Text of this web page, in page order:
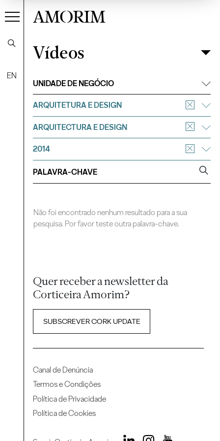
EN
AMORIM
VídeosFiltrar
Vídeos
UNIDADE DE NEGÓCIO
ARQUITETURA E DESIGN
ARQUITECTURA E DESIGN
2014
Não foi encontrado nenhum resultado para a sua
pesquisa. Por favor teste outra palavra-chave.
Quer receber a newsletter da
Corticeira Amorim?
SUBSCREVER CORK UPDATE
Canal de Denúncia
Termos e Condições
Política de Privacidade
Política de Cookies